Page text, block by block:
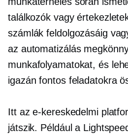
találkozók vagy
számlák feldolgozásáig
az automatizálás
munkafolyamatokat, és
igazán fontos feladatokra
Itt az e-kereskedelmi
játszik. Például a